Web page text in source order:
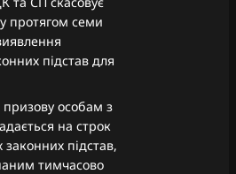
протягом семи
підстав для
призову особам з
на строк
законних підстав,
тимчасово